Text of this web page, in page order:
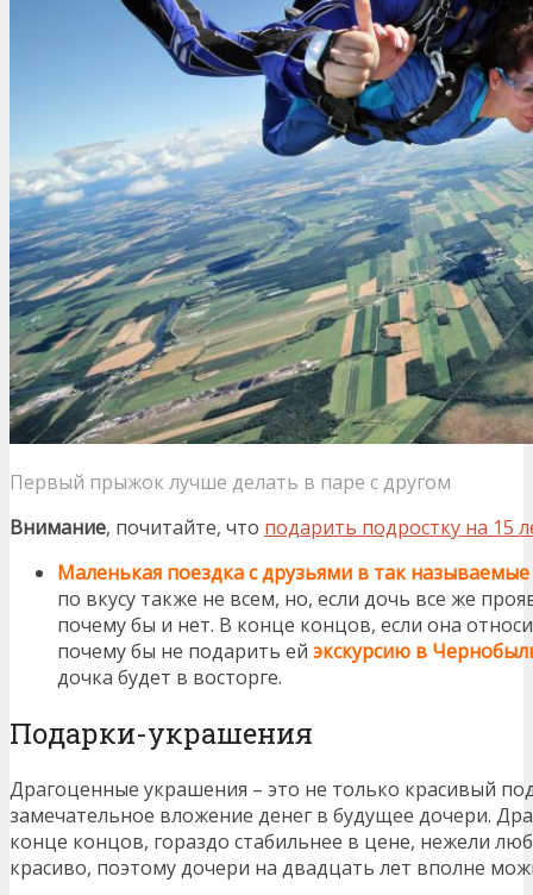
Первый прыжок лучше делать в паре с другом
Внимание, почитайте, что подарить подростку на 15
Маленькая поездка с друзьями в так
по вкусу также не всем, но, если дочь все же
почему бы и нет. В конце концов, если она
почему бы не подарить ей экскурсию в
дочка будет в восторге.
Подарки-украшения
Драгоценные украшения – это не только красивый
замечательное вложение денег в будущее дочери.
конце концов, гораздо стабильнее в цене, нежели
красиво, поэтому дочери на двадцать лет вполне